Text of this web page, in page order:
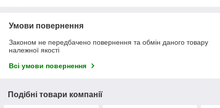
Умови повернення
Законом не передбачено повернення та обмін даного товару
належної якості
Всі умови повернення
Подібні товари компанії